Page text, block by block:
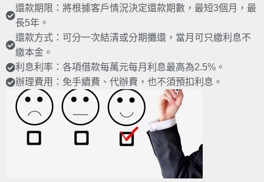
還款期限：將根據客戶情況決定還款期數，最短3個月，最
長5年。
還款方式：可分一次結清或分期攤還，當月可只繳利息不
繳本金。
利息利率：各項借款每萬元每月利息最高為2.5%。
辦理費用：免手續費、代辦費，也不須預扣利息。